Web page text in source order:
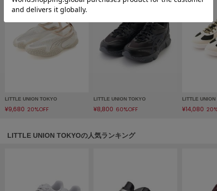
フィラ
FRAY I.D
フレイアイディー
LITTLE UNION TOKYO
¥9,680 20%OFF
LITTLE UNION TOKYO
¥8,800 60%OFF
LITTLE
¥14,080
LITTLE UNION TOKYOの人気ランキング